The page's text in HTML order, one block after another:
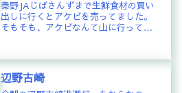
秦野JAじばさんずまで生鮮食材の買い
出しに行くとアケビを売ってました。
そもそも、アケビなんて山に行って採
く。懐かしくて買ってしまいました。
コメント：Ｍ．Ｉ：あけび、、食べ
た...
辺野古崎